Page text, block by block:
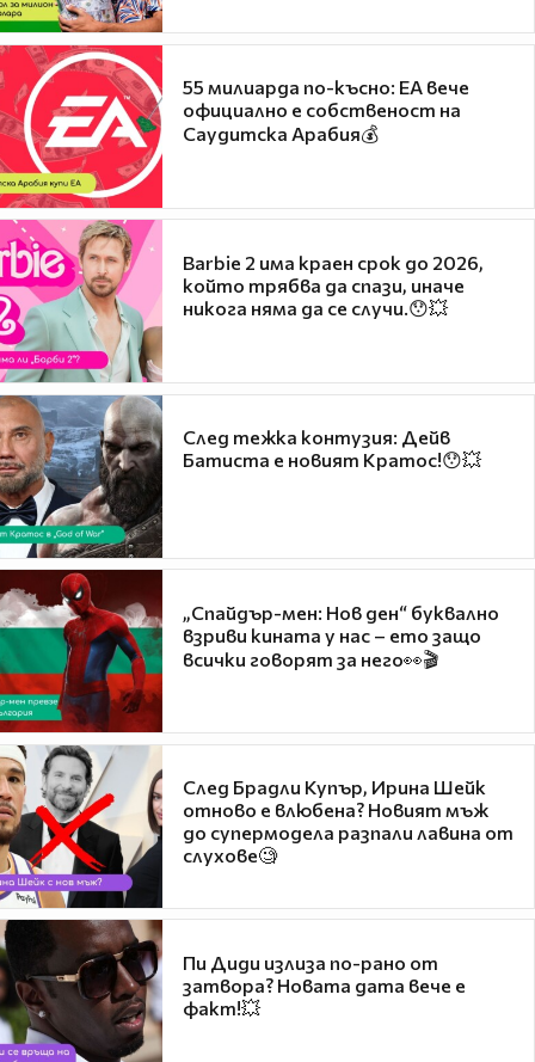
55 милиарда по-късно: EA вече
официално е собственост на
Саудитска Арабия💰
Barbie 2 има краен срок до 2026,
който трябва да спази, иначе
никога няма да се случи.😯💥
След тежка контузия: Дейв
Батиста е новият Кратос!😯💥
„Спайдър-мен: Нов ден“ буквално
взриви кината у нас – ето защо
всички говорят за него👀🎬
След Брадли Купър, Ирина Шейк
отново е влюбена? Новият мъж
до супермодела разпали лавина от
слухове🧐
Пи Диди излиза по-рано от
затвора? Новата дата вече е
факт!💥